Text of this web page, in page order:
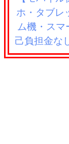
ホ・タブレ
ム機・スマ
己負担金な